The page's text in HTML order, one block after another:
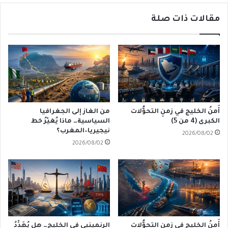
مقالات ذات صلة
أَمنُ الخليج في زمنِ التحوُّلات
الكبرى (4 من 5)
2026/08/02
من الغاز إلى الجغرافيا
السياسية… ماذا يُغيّرُ خط
نيجيريا–المغرب؟
2026/08/02
أَمنُ الخليج في زمنِ التحوُّلاتِ الرنمينبي في الخليج… هل يُهَدِّدُ